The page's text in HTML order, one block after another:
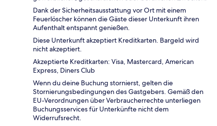
Dank der Sicherheitsausstattung vor Ort mit einem
Feuerlöscher können die Gäste dieser Unterkunft ihren
Aufenthalt entspannt genießen.
Diese Unterkunft akzeptiert Kreditkarten. Bargeld wird
nicht akzeptiert.
Akzeptierte Kreditkarten: Visa, Mastercard, American
Express, Diners Club
Wenn du deine Buchung stornierst, gelten die
Stornierungsbedingungen des Gastgebers. Gemäß den
EU-Verordnungen über Verbraucherrechte unterliegen
Buchungsservices für Unterkünfte nicht dem
Widerrufsrecht.